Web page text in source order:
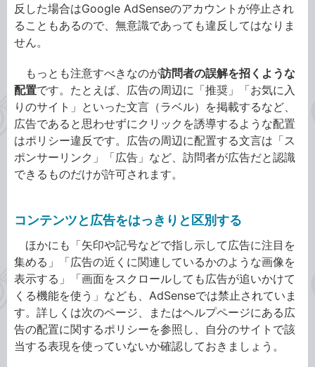
反した場合はGoogle AdSenseのアカウントが停止され
ることもあるので、無意識であっても違反してはなりま
せん。
もっとも注意すべきなのが訪問者の誤解を招くような
配置です。たとえば、広告の周辺に「推奨」「お気に入
りのサイト」といった文言（ラベル）を掲載するなど、
広告であると思わせずにクリックを誘導するような配置
はポリシー違反です。広告の周辺に配置する文言は「ス
ポンサーリンク」「広告」など、訪問者が広告だと認識
できるものだけが許可されます。
コンテンツと広告をはっきりと区別する
ほかにも「矢印や記号などで指し示して広告に注目を
集める」「広告の近くに関連しているかのような画像を
表示する」「画面をスクロールしても広告が追いかけて
くる機能を使う」なども、AdSenseでは禁止されていま
す。詳しくは次のページ、またはヘルプページにある広
告の配置に関するポリシーを参照し、自分のサイトで該
当する表現を使っていないか確認しておきましょう。